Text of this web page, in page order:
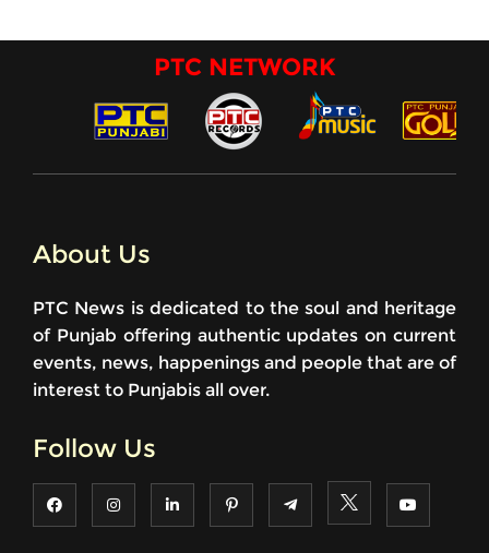
PTC NETWORK
About Us
PTC News is dedicated to the soul and heritage
of Punjab offering authentic updates on current
events, news, happenings and people that are of
interest to Punjabis all over.
Follow Us